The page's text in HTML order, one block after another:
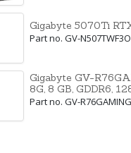
Gigabyte 5070Ti
Part no. GV-
Gigabyte GV-
8G, 8 GB, GDDR6,
Part no. GV-